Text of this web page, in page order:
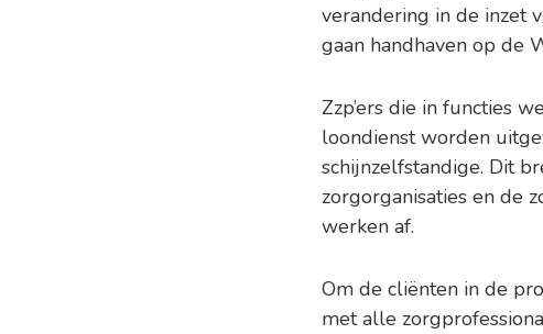
verandering in de inzet
gaan handhaven op de
Zzp’ers die in functies
loondienst worden
schijnzelfstandige. Dit
zorgorganisaties en de
werken af.
Om de cliënten in de
met alle